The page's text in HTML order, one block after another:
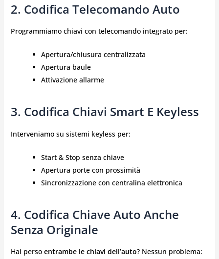
2. Codifica Telecomando Auto
Programmiamo chiavi con telecomando integrato per:
Apertura/chiusura centralizzata
Apertura baule
Attivazione allarme
3. Codifica Chiavi Smart E Keyless
Interveniamo su sistemi keyless per:
Start & Stop senza chiave
Apertura porte con prossimità
Sincronizzazione con centralina elettronica
4. Codifica Chiave Auto Anche
Senza Originale
Hai perso entrambe le chiavi dell’auto? Nessun problema: